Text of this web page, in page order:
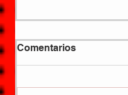
Comentarios